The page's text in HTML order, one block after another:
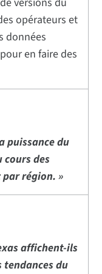
opérateurs et
données
en faire des
puissance du
des
par région. »
affichent-ils
tendances du